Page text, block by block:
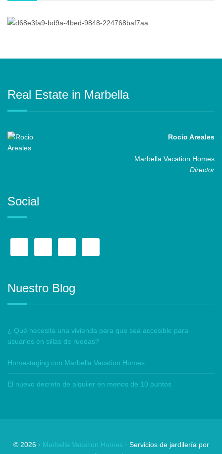
Real Estate in Marbella
Rocio Areales
Marbella Vacation Homes
Director
Social
Nuestro Blog
¿ Qué necesita una vivienda para que sea accesible para
usuarios en sillas de ruedas?
Homestaging con Marbella Vacation Homes
El nuevo decreto de alquiler en menos de 10 puntos
© 2026· Marbella Vacation Homes · Servicios de jardilería por